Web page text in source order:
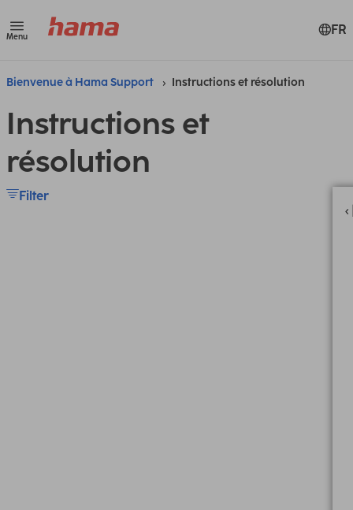
Menu FR
Bienvenue à Hama Support Instructions et résolution
Instructions et
résolution
Filter